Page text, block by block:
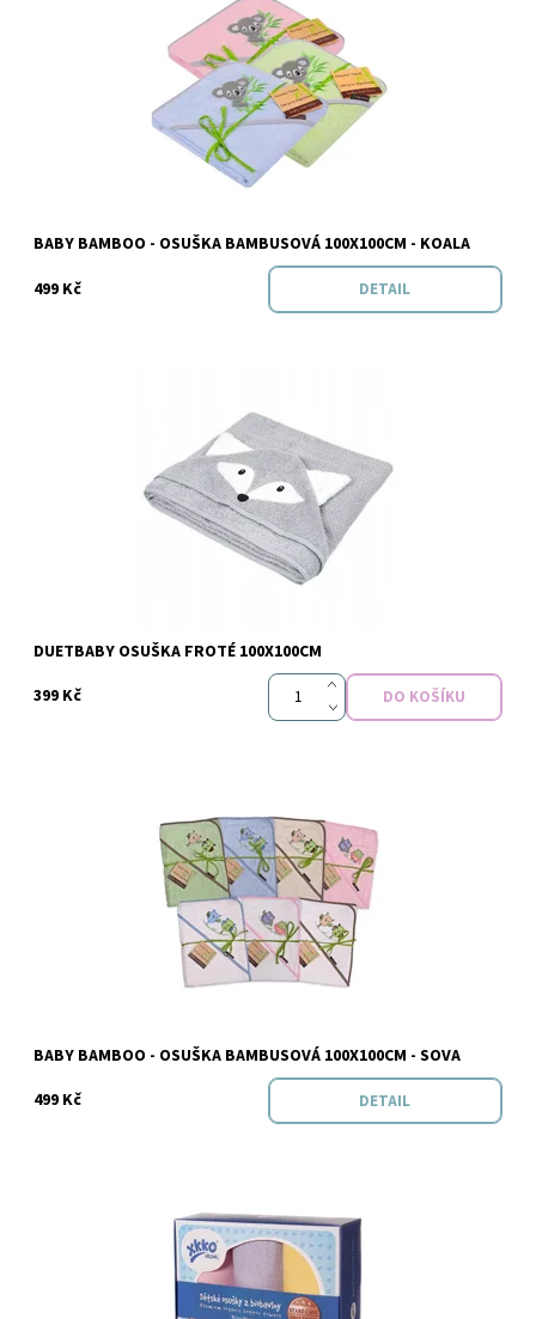
Skladem
Značka: Baby Bamboo
BABY BAMBOO - OSUŠKA BAMBUSOVÁ 100X100CM - KOALA
499 Kč
DETAIL
Vyprodáno
DUETBABY OSUŠKA FROTÉ 100X100CM
399 Kč
Vyprodáno
Baby Bamboo
BABY BAMBOO - OSUŠKA BAMBUSOVÁ 100X100CM - SOVA
499 Kč
DETAIL
Skladem